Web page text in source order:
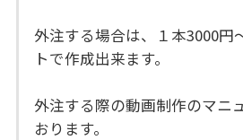
外注する場合は、１本3000円
トで作成出来ます。
外注する際の動画制作のマニ
おります。